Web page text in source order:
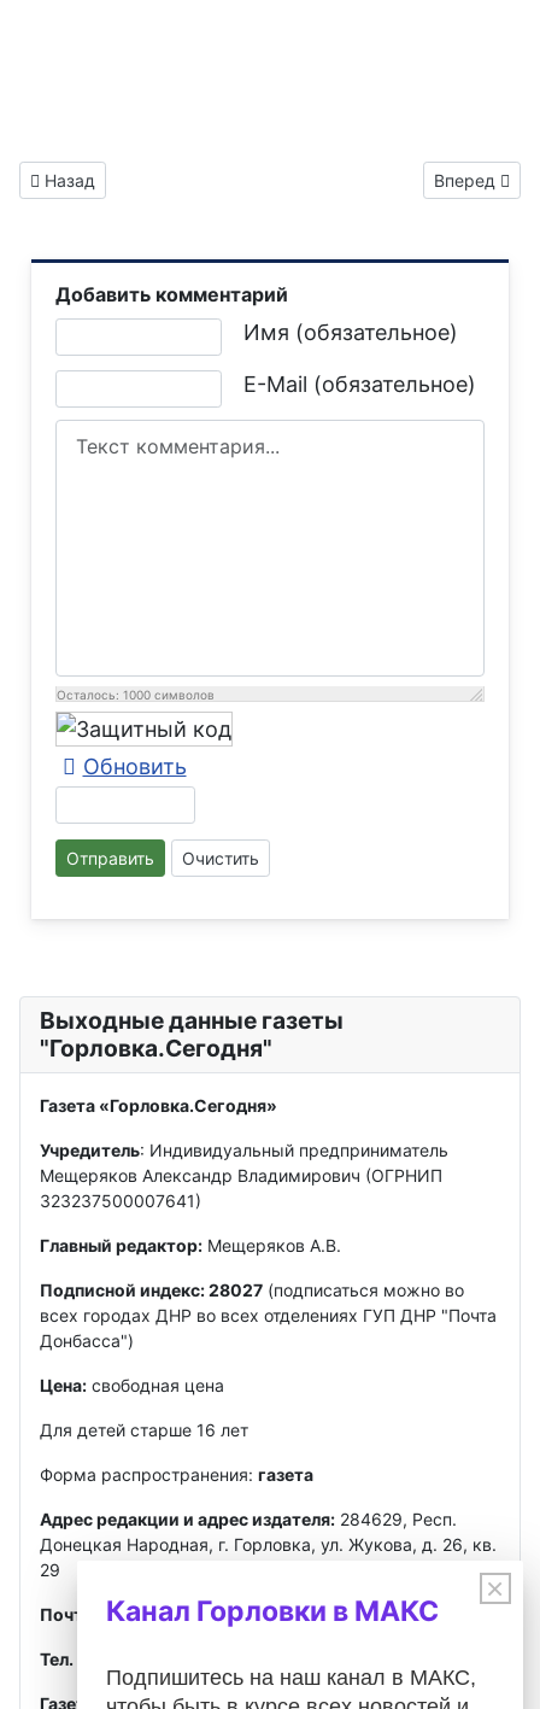
Предыдущий: Газета "Горловка.Сегодня" выпуск №48
Назад Следующий:
Вперед
Добавить комментарий
Имя (обязательное)
E-Mail (обязательное)
Текст комментария
Осталось: 1000 символов
Обновить
Отправить Очистить
Выходные данные газеты
"Горловка.Сегодня"
Газета «Горловка.Сегодня»
Учредитель: Индивидуальный предприниматель
Мещеряков Александр Владимирович (ОГРНИП
323237500007641)
Главный редактор: Мещеряков А.В.
Подписной индекс: 28027 (подписаться можно во
всех городах ДНР во всех отделениях ГУП ДНР "Почта
Донбасса")
Цена: свободная цена
Для детей старше 16 лет
Форма распространения: газета
Адрес редакции и адрес издателя: 284629, Респ.
Донецкая Народная, г. Горловка, ул. Жукова, д. 26, кв.
29
Почта gorlovkasegodnya@ya.ru
Тел. ред.:
Газета зарегистрированаФедеральной службой по
×
Канал Горловки в МАКС
Подпишитесь на наш канал в МАКС,